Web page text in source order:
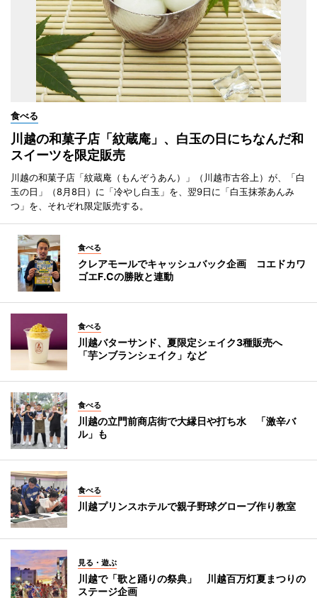
食べる
川越の和菓子店「紋蔵庵」、白玉の日にちなんだ和
スイーツを限定販売
川越の和菓子店「紋蔵庵（もんぞうあん）」（川越市古谷上）が、「白
玉の日」（8月8日）に「冷やし白玉」を、翌9日に「白玉抹茶あんみ
つ」を、それぞれ限定販売する。
食べる
クレアモールでキャッシュバック企画 コエドカワ
ゴエF.Cの勝敗と連動
食べる
川越バターサンド、夏限定シェイク3種販売へ
「芋ンブランシェイク」など
食べる
川越の立門前商店街で大縁日や打ち水 「激辛バ
ル」も
食べる
川越プリンスホテルで親子野球グローブ作り教室
見る・遊ぶ
川越で「歌と踊りの祭典」 川越百万灯夏まつりの
ステージ企画